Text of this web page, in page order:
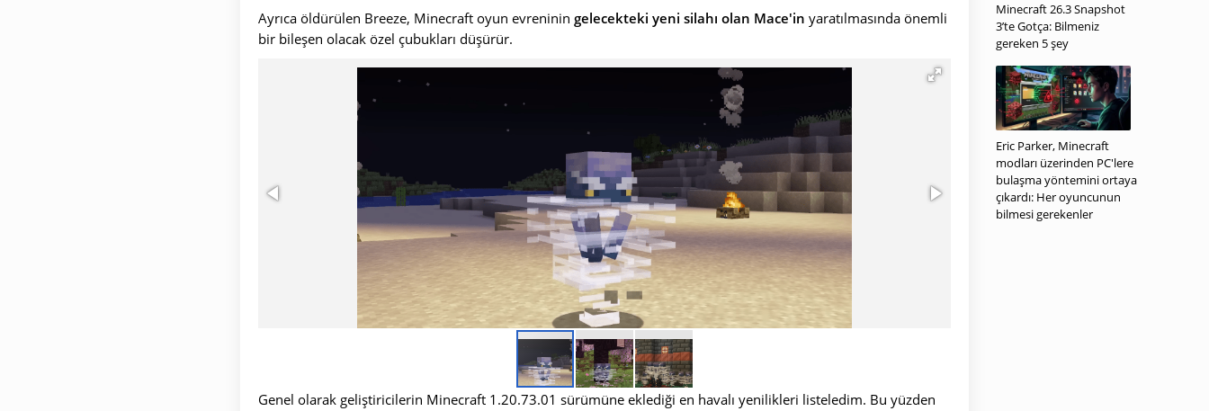
Ayrıca öldürülen Breeze, Minecraft oyun evreninin gelecekteki yeni silahı olan Mace'in yaratılmasında önemli
bir bileşen olacak özel çubukları düşürür.
Genel olarak geliştiricilerin Minecraft 1.20.73.01 sürümüne eklediği en havalı yenilikleri listeledim. Bu yüzden
Minecraft 26.3 Snapshot
3’te Gotça: Bilmeniz
gereken 5 şey
Eric Parker, Minecraft
modları üzerinden PC'lere
bulaşma yöntemini ortaya
çıkardı: Her oyuncunun
bilmesi gerekenler